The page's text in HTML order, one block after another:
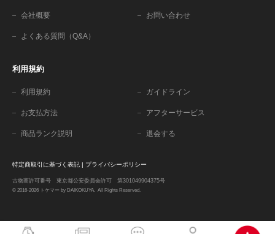
会社概要 お問い合わせ
よくある質問（Q&A）
利用規約
利用規約 ガイドライン
お支払方法 アフターサービス
商品ランク説明 退会する
特定商取引に基づく表記 | プライバシーポリシー
古物商許可番号 東京都公安委員会許可 第301049904375号
© 2016-2026 トケマー by DAIKOKUYA. All Rights Reserved.